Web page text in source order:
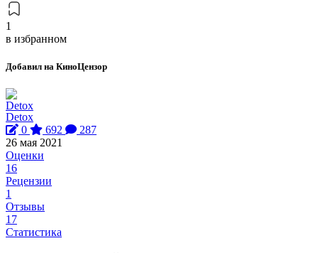
1
в избранном
Добавил на КиноЦензор
Detox
0
692
287
26 мая 2021
Оценки
16
Рецензии
1
Отзывы
17
Статистика